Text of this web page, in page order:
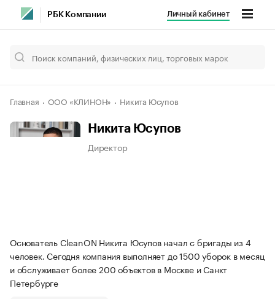
РБК Компании Личный кабинет
Главная ООО «КЛИНОН» Никита Юсупов
Никита Юсупов
Директор
Основатель CleanON Никита Юсупов начал с бригады из 4
человек. Сегодня компания выполняет до 1500 уборок в месяц
и обслуживает более 200 объектов в Москве и Санкт
Петербурге